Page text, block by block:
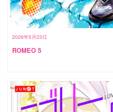
2026年5月23日
ROMEO 5